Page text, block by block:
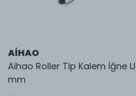
AİHAO
Aihao Roller Tip Kalem İğne
mm